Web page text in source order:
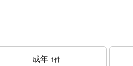
成年 1件